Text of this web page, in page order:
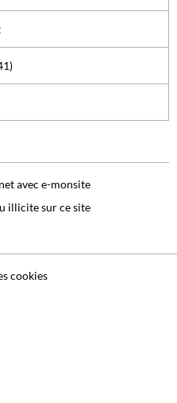
avec e-monsite
illicite sur ce site
cookies